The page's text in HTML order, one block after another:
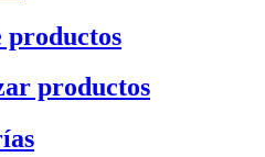
productos
productos